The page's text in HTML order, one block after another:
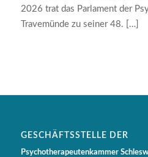
2026 trat das Parlament der
Travemünde zu seiner 48. […]
GESCHÄFTSSTELLE DER
Psychotherapeutenkammer